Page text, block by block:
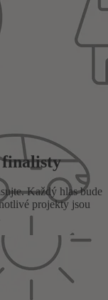
vítěze
finalisty
Každý hlas bude
projekty jsou